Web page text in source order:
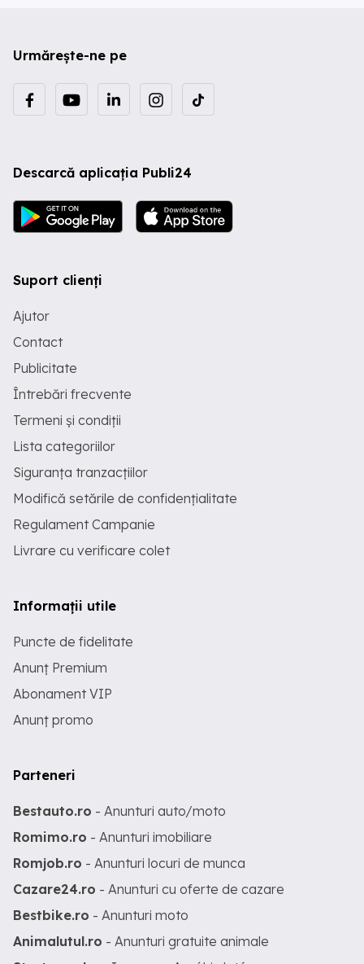
Urmărește-ne pe
Descarcă aplicația Publi24
Suport clienți
Ajutor
Contact
Publicitate
Întrebări frecvente
Termeni și condiții
Lista categoriilor
Siguranța tranzacțiilor
Modifică setările de confidențialitate
Regulament Campanie
Livrare cu verificare colet
Informații utile
Puncte de fidelitate
Anunț Premium
Abonament VIP
Anunț promo
Parteneri
Bestauto.ro - Anunturi auto/moto
Romimo.ro - Anunturi imobiliare
Romjob.ro - Anunturi locuri de munca
Cazare24.ro - Anunturi cu oferte de cazare
Bestbike.ro - Anunturi moto
Animalutul.ro - Anunturi gratuite animale